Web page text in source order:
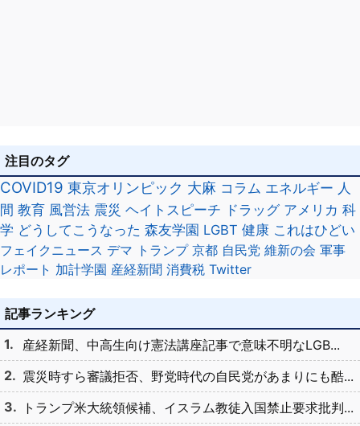
注目のタグ
COVID19 東京オリンピック 大麻 コラム エネルギー 人
間 教育 風営法 震災 ヘイトスピーチ ドラッグ アメリカ 科
学 どうしてこうなった 森友学園 LGBT 健康 これはひどい
フェイクニュース デマ トランプ 京都 自民党 維新の会 軍事
レポート 加計学園 産経新聞 消費税 Twitter
記事ランキング
産経新聞、中高生向け憲法講座記事で意味不明なLGB...
震災時すら審議拒否、野党時代の自民党があまりにも酷...
トランプ米大統領候補、イスラム教徒入国禁止要求批判...